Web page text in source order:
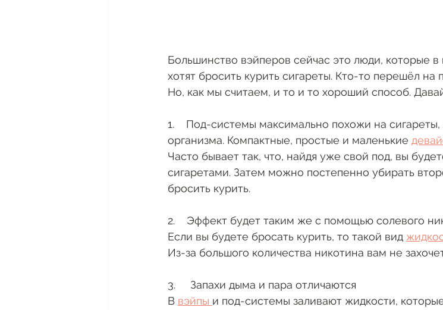
Большинство вэйперов сейчас это люди, которые
хотят бросить курить сигареты. Кто-то перешёл на
Но, как мы считаем, и то и то хороший способ.
1.    Под-системы максимально похожи на
организма. Компактные, простые и маленькие
Часто бывает так, что, найдя уже свой под, вы
сигаретами. Затем можно постепенно убирать
бросить курить.
2.    Эффект будет таким же с помощью солевого
Если вы будете бросать курить, то такой вид
Из-за большого количества никотина вам не
3.     Запахи дыма и пара отличаются
В вэйпы и под-системы заливают жидкости,